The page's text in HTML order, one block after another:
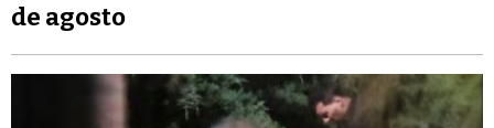
de agosto